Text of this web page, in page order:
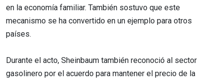
en la economía familiar. También sostuvo que este
mecanismo se ha convertido en un ejemplo para otros
países.
Durante el acto, Sheinbaum también reconoció al sector
gasolinero por el acuerdo para mantener el precio de la